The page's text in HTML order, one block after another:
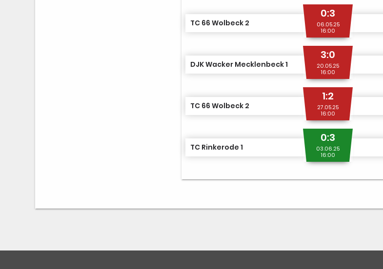
TC 66 Wolbeck 2
0:3
06.05.25
16:00
DJK Wacker Mecklenbeck 1
3:0
20.05.25
16:00
TC 66 Wolbeck 2
1:2
27.05.25
16:00
TC Rinkerode 1
0:3
03.06.25
16:00